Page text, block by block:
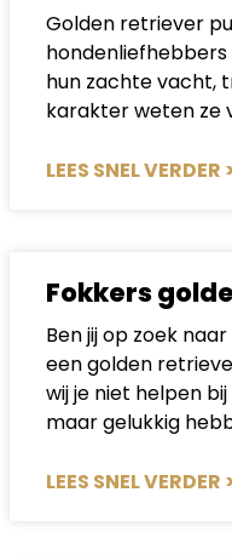
Golden retriever
hun zachte vacht,
karakter weten ze
LEES SNEL VERDER
Fokkers
Ben jij op zoek
een golden
wij je niet helpen
maar gelukkig
LEES SNEL VERDER